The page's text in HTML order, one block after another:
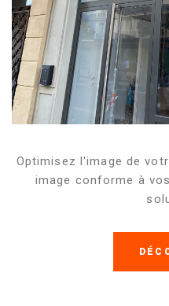
Optimisez l'image de
image conforme à